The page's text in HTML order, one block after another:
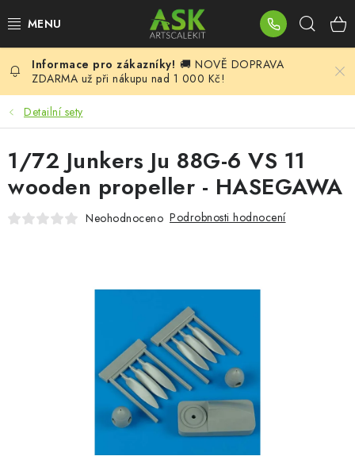
na
BLOG
SUMMER DAYS
WARHAMMER
ASK PRODUKTY
BARVY A POMŮCKY
🚚 NOVĚ DOPRAVA
ZDARMA už při nákupu nad 1 000 Kč!
Detailní sety
1/72 Junkers Ju 88G-6 VS 11
wooden propeller - HASEGAWA
Neohodnoceno Podrobnosti hodnocení